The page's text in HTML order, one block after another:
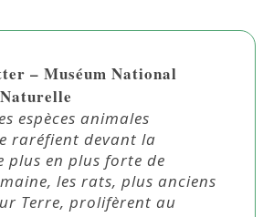
– Muséum National
espèces animales
raréfient devant la
plus en plus forte de
les rats, plus anciens
Terre, prolifèrent au